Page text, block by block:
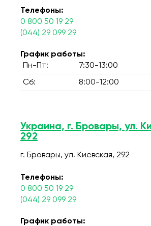
Телефоны:
0 800 50 19 29
(044) 29 099 29
График работы:
Пн-Пт:
7:30-13:00
Сб: 8:00-12:00
Украина, г. Бровары, ул.
292
г. Бровары, ул. Киевская, 292
Телефоны:
0 800 50 19 29
(044) 29 099 29
График работы: